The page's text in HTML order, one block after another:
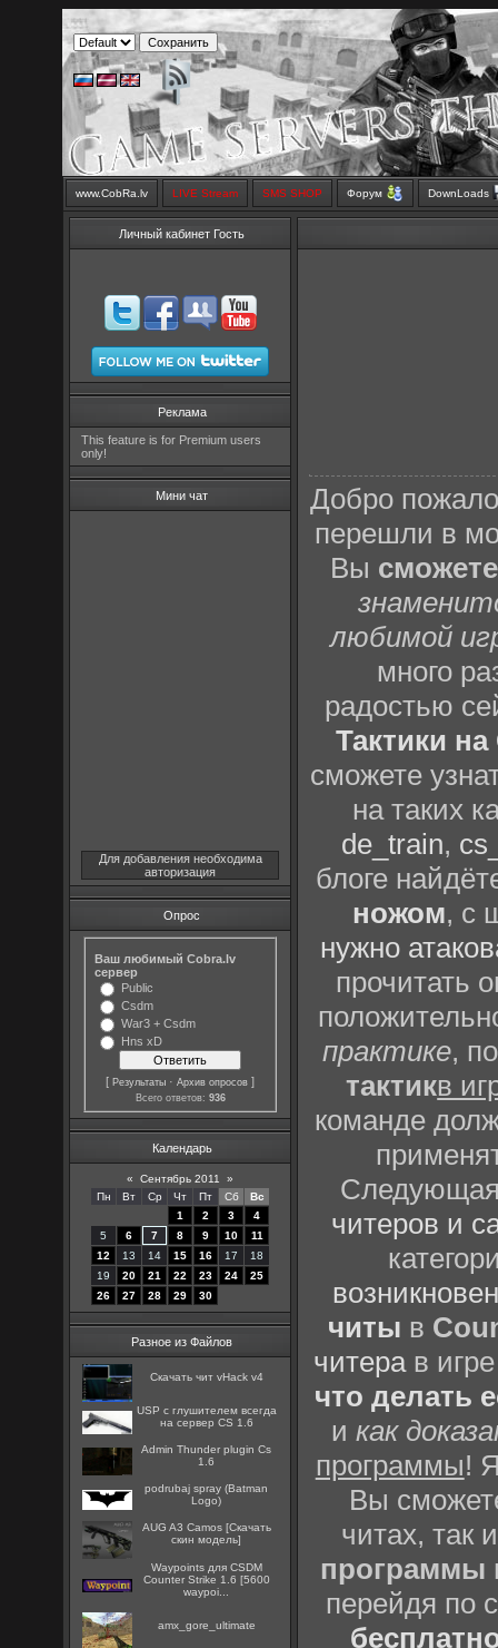
www.CobRa.lv LIVE Stream SMS SHOP Форум DownLoads
Личный кабинет Гость
Реклама
This feature is for Premium users
only!
Мини чат
Для добавления необходима
авторизация
Опрос
Ваш любимый Cobra.lv
сервер
Public
Csdm
War3 + Csdm
Hns xD
[Результаты ·Архив опросов ]
Всего ответов: 936
Календарь
« Сентябрь 2011
»
Пн
Вт Ср Чт Пт Сб
Вс
1
2 3
4
5
6 7 8 9 10
11
12
13 14 15 16 17
18
19
20 21 22 23 24
25
26
27 28 29 30
Разное из Файлов
Скачать чит vHack v4
USP с глушителем всегда
на сервер CS 1.6
Admin Thunder plugin Cs
1.6
podrubaj spray (Batman
Logo)
AUG A3 Camos [Скачать
скин модель]
Waypoints для CSDM
Counter Strike 1.6 [5600
waypoi...
amx_gore_ultimate
Добро
перешли в
Вы
любимой
много
радостью
Тактики
сможете
на таких
de_train,
блоге
ножом, с
нужно
прочитать
практике,
тактикв
команде
Следующая
читеров и
читы в
читерав
что делать
икак
программы!
Вы
читах, так
программы
перейдя по